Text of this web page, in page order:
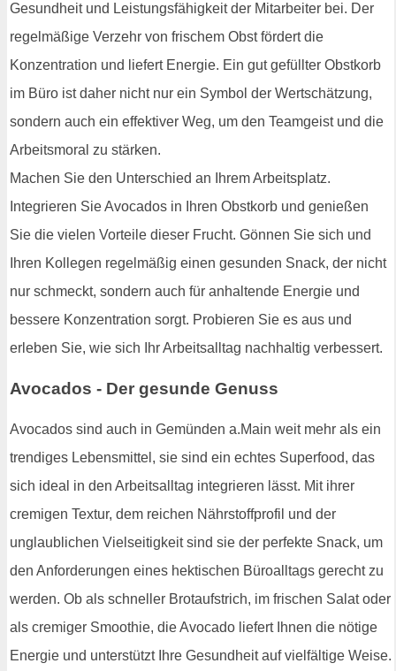
Gesundheit und Leistungsfähigkeit der Mitarbeiter bei. Der
regelmäßige Verzehr von frischem Obst fördert die
Konzentration und liefert Energie. Ein gut gefüllter Obstkorb
im Büro ist daher nicht nur ein Symbol der Wertschätzung,
sondern auch ein effektiver Weg, um den Teamgeist und die
Arbeitsmoral zu stärken.
Machen Sie den Unterschied an Ihrem Arbeitsplatz.
Integrieren Sie Avocados in Ihren Obstkorb und genießen
Sie die vielen Vorteile dieser Frucht. Gönnen Sie sich und
Ihren Kollegen regelmäßig einen gesunden Snack, der nicht
nur schmeckt, sondern auch für anhaltende Energie und
bessere Konzentration sorgt. Probieren Sie es aus und
erleben Sie, wie sich Ihr Arbeitsalltag nachhaltig verbessert.
Avocados - Der gesunde Genuss
Avocados sind auch in Gemünden a.Main weit mehr als ein
trendiges Lebensmittel, sie sind ein echtes Superfood, das
sich ideal in den Arbeitsalltag integrieren lässt. Mit ihrer
cremigen Textur, dem reichen Nährstoffprofil und der
unglaublichen Vielseitigkeit sind sie der perfekte Snack, um
den Anforderungen eines hektischen Büroalltags gerecht zu
werden. Ob als schneller Brotaufstrich, im frischen Salat oder
als cremiger Smoothie, die Avocado liefert Ihnen die nötige
Energie und unterstützt Ihre Gesundheit auf vielfältige Weise.